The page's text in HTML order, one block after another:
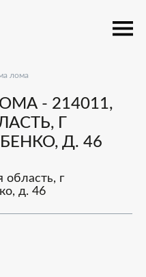
лома
- 214011,
Г
Д. 46
область, г
д. 46